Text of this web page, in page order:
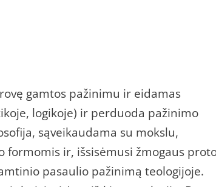
gamtos pažinimu ir eidamas
logikoje) ir perduoda pažinimo
sąveikaudama su mokslu,
ir, išsisėmusi žmogaus
pasaulio pažinimą teologijoje.